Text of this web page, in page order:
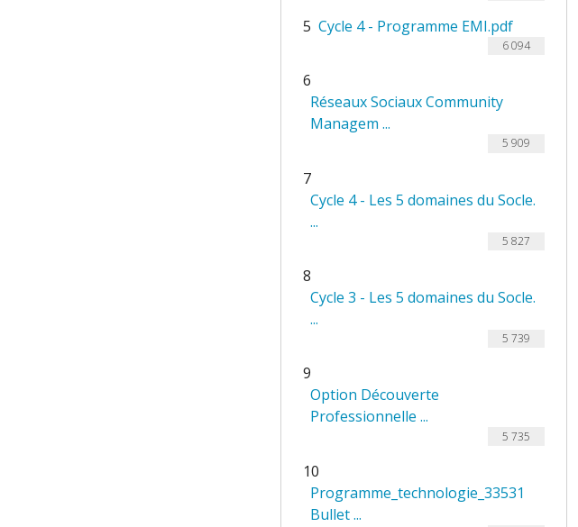
5 Cycle 4 - Programme EMI.pdf
6 094
6
Réseaux Sociaux Community
Managem ...
5 909
7
Cycle 4 - Les 5 domaines du Socle.
...
5 827
8
Cycle 3 - Les 5 domaines du Socle.
...
5 739
9
Option Découverte
Professionnelle ...
5 735
10
Programme_technologie_33531
Bullet ...